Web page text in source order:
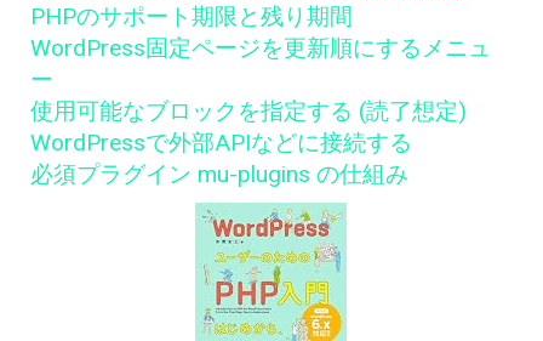
PHPのサポート期限と残り期間
WordPress固定ページを更新順にするメニュ
ー
使用可能なブロックを指定する (読了想定)
WordPressで外部APIなどに接続する
必須プラグイン mu-plugins の仕組み